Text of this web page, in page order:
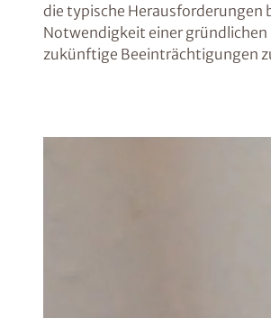
die typische Herausforderungen
Notwendigkeit einer gründlichen
zukünftige Beeinträchtigungen